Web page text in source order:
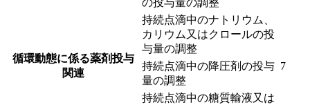
循環動態に係る薬剤投与
関連
の投与量の調整
7
持続点滴中のナトリウム、
カリウム又はクロールの投
与量の調整
持続点滴中の降圧剤の投与
量の調整
持続点滴中の糖質輸液又は